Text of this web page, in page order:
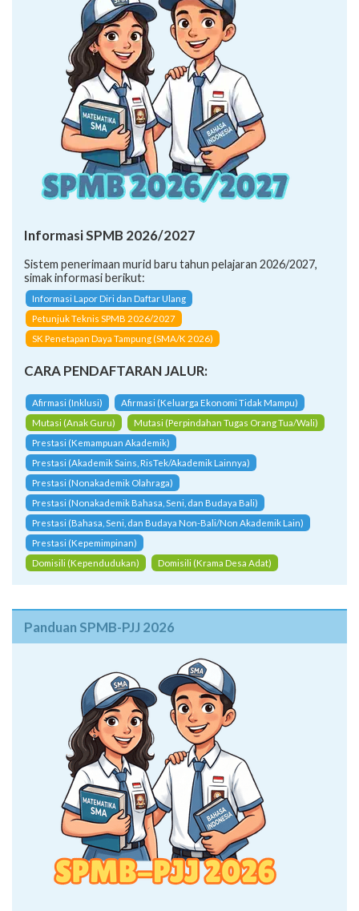
Informasi SPMB 2026/2027
Sistem penerimaan murid baru tahun pelajaran 2026/2027,
simak informasi berikut:
Informasi Lapor Diri dan Daftar Ulang
Petunjuk Teknis SPMB 2026/2027
SK Penetapan Daya Tampung (SMA/K 2026)
CARA PENDAFTARAN JALUR:
Afirmasi (Inklusi)
Afirmasi (Keluarga Ekonomi Tidak Mampu)
Mutasi (Anak Guru)
Mutasi (Perpindahan Tugas Orang Tua/Wali)
Prestasi (Kemampuan Akademik)
Prestasi (Akademik Sains, RisTek/Akademik Lainnya)
Prestasi (Nonakademik Olahraga)
Prestasi (Nonakademik Bahasa, Seni, dan Budaya Bali)
Prestasi (Bahasa, Seni, dan Budaya Non-Bali/Non Akademik Lain)
Prestasi (Kepemimpinan)
Domisili (Kependudukan)
Domisili (Krama Desa Adat)
Panduan SPMB-PJJ 2026